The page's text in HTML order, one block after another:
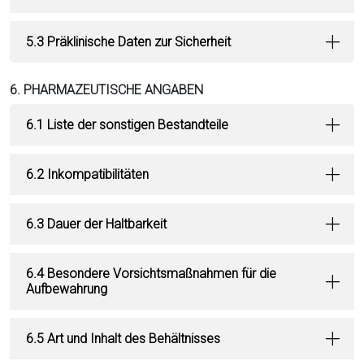
5.3 Präklinische Daten zur Sicherheit
6. PHARMAZEUTISCHE ANGABEN
6.1 Liste der sonstigen Bestandteile
6.2 Inkompatibilitäten
6.3 Dauer der Haltbarkeit
6.4 Besondere Vorsichtsmaßnahmen für die
Aufbewahrung
6.5 Art und Inhalt des Behältnisses